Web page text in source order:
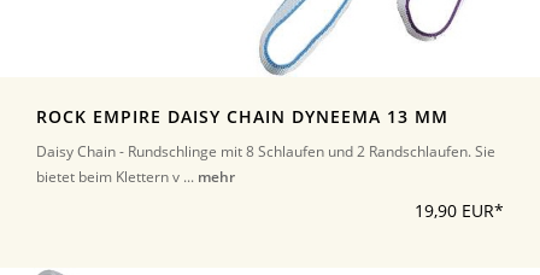
ROCK EMPIRE DAISY CHAIN DYNEEMA 13 MM
Daisy Chain - Rundschlinge mit 8 Schlaufen und 2 Randschlaufen. Sie
bietet beim Klettern v ... mehr
19,90 EUR*